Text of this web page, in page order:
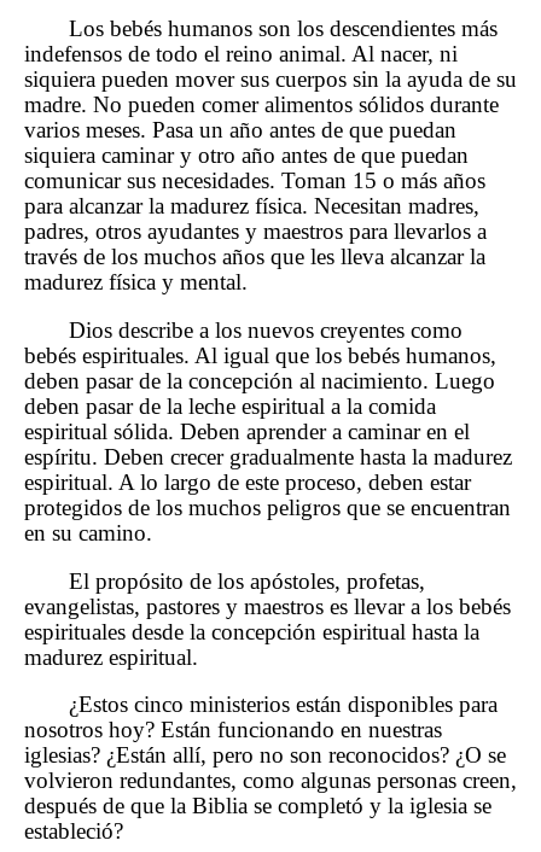
Los bebés humanos son los descendientes más
indefensos de todo el reino animal. Al nacer, ni
siquiera pueden mover sus cuerpos sin la ayuda de su
madre. No pueden comer alimentos sólidos durante
varios meses. Pasa un año antes de que puedan
siquiera caminar y otro año antes de que puedan
comunicar sus necesidades. Toman 15 o más años
para alcanzar la madurez física. Necesitan madres,
padres, otros ayudantes y maestros para llevarlos a
través de los muchos años que les lleva alcanzar la
madurez física y mental.
Dios describe a los nuevos creyentes como
bebés espirituales. Al igual que los bebés humanos,
deben pasar de la concepción al nacimiento. Luego
deben pasar de la leche espiritual a la comida
espiritual sólida. Deben aprender a caminar en el
espíritu. Deben crecer gradualmente hasta la madurez
espiritual. A lo largo de este proceso, deben estar
protegidos de los muchos peligros que se encuentran
en su camino.
El propósito de los apóstoles, profetas,
evangelistas, pastores y maestros es llevar a los bebés
espirituales desde la concepción espiritual hasta la
madurez espiritual.
¿Estos cinco ministerios están disponibles para
nosotros hoy? Están funcionando en nuestras
iglesias? ¿Están allí, pero no son reconocidos? ¿O se
volvieron redundantes, como algunas personas creen,
después de que la Biblia se completó y la iglesia se
estableció?